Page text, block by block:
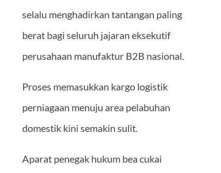
selalu menghadirkan tantangan paling
berat bagi seluruh jajaran eksekutif
perusahaan manufaktur B2B nasional.
Proses memasukkan kargo logistik
perniagaan menuju area pelabuhan
domestik kini semakin sulit.
Aparat penegak hukum bea cukai